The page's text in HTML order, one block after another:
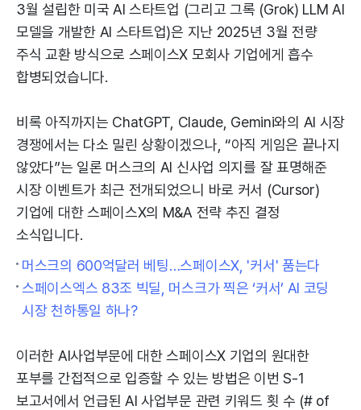
3월 설립한 미국 AI 스타트업 (그리고 그록 (Grok) LLM AI
모델을 개발한 AI 스타트업)은 지난 2025년 3월 전량
주식 교환 방식으로 스페이스X 모회사 기업에게 흡수
합병되었습니다.
비록 아직까지는 ChatGPT, Claude, Gemini와의 AI 시장
경쟁에서는 다소 밀린 상황이겠으나, “아직 게임은 끝나지
않았다”는 일론 머스크의 AI 신사업 의지를 잘 표명해준
시장 이벤트가 최근 전개되었으니 바로 커서 (Cursor)
기업에 대한 스페이스X의 M&A 전략 추진 결정
소식입니다.
머스크의 600억달러 베팅…스페이스X, '커서' 품는다
스페이스엑스 83조 빅딜, 머스크가 찍은 ‘커서’ AI 코딩
시장 천하통일 하나?
이러한 AI사업부문에 대한 스페이스X 기업의 원대한
포부를 간접적으로 입증할 수 있는 방법은 이번 S-1
보고서에서 언급된 AI 사업부문 관련 키워드 횟 수 (# of